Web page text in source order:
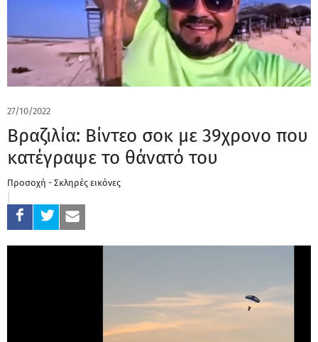
27/10/2022
Βραζιλία: Βίντεο σοκ με 39χρονο που
κατέγραψε το θάνατό του
Προσοχή - Σκληρές εικόνες